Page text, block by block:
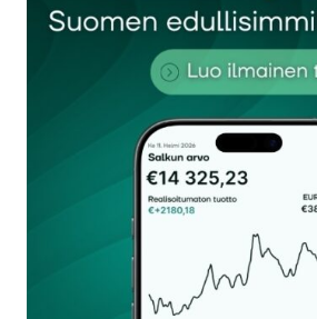
Sähköpostiosoitettasi ei julkaista.
kentät on merkitty*
Kommentti*
Nimesi tai nimimerkkisi